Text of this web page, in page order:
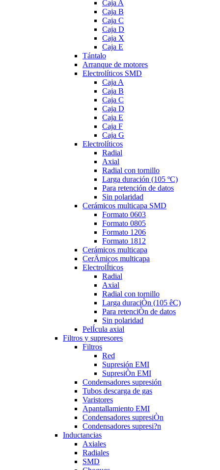
Caja A
Caja B
Caja C
Caja D
Caja X
Caja E
Tántalo
Arranque de motores
Electrolíticos SMD
Caja A
Caja B
Caja C
Caja D
Caja E
Caja F
Caja G
Electrolíticos
Radial
Axial
Radial con tornillo
Larga duración (105 ºC)
Para retención de datos
Sin polaridad
Cerámicos multicapa SMD
Formato 0603
Formato 0805
Formato 1206
Formato 1812
Cerámicos multicapa
CerÄmicos multicapa
ElectrolÍticos
Radial
Axial
Radial con tornillo
Larga duraciÒn (105 êC)
Para retenciÒn de datos
Sin polaridad
PelÍcula axial
Filtros y supresores
Filtros
Red
Supresión EMI
SupresiÒn EMI
Condensadores supresión
Tubos descarga de gas
Varistores
Apantallamiento EMI
Condensadores supresiÒn
Condensadores supresi?n
Inductancias
Axiales
Radiales
SMD